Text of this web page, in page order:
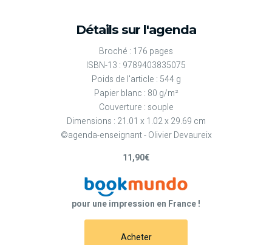
Détails sur l'agenda
Broché : 176 pages
ISBN-13 : 9789403835075
Poids de l'article : 544 g
Papier blanc : 80 g/m²
Couverture : souple
Dimensions : 21.01 x 1.02 x 29.69 cm
©agenda-enseignant - Olivier Devaureix
11,90€
pour une impression en France !
Acheter